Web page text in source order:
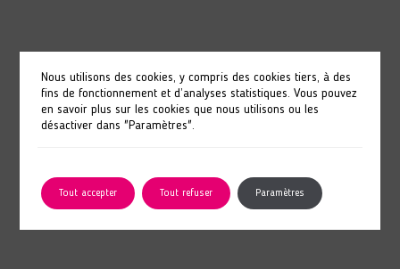
Nous utilisons des cookies, y compris des cookies tiers, à des
fins de fonctionnement et d’analyses statistiques. Vous pouvez
en savoir plus sur les cookies que nous utilisons ou les
désactiver dans "Paramètres".
Tout accepter Tout refuser Paramètres